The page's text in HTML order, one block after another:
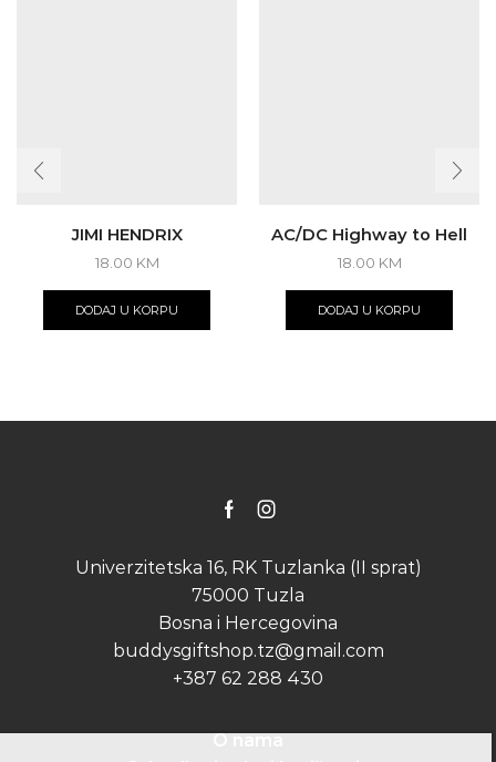
JIMI HENDRIX
18.00 KM
DODAJ U KORPU
AC/DC Highway to Hell
18.00 KM
DODAJ U KORPU
FacebookInstagram
Univerzitetska 16, RK Tuzlanka (II sprat)
75000 Tuzla
Bosna i Hercegovina
buddysgiftshop.tz@gmail.com
+387 62 288 430